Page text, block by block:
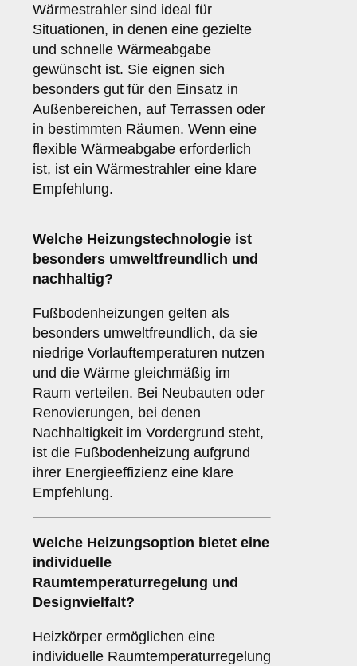
Wärmestrahler sind ideal für
Situationen, in denen eine gezielte
und schnelle Wärmeabgabe
gewünscht ist. Sie eignen sich
besonders gut für den Einsatz in
Außenbereichen, auf Terrassen oder
in bestimmten Räumen. Wenn eine
flexible Wärmeabgabe erforderlich
ist, ist ein Wärmestrahler eine klare
Empfehlung.
Welche Heizungstechnologie ist
besonders umweltfreundlich und
nachhaltig?
Fußbodenheizungen gelten als
besonders umweltfreundlich, da sie
niedrige Vorlauftemperaturen nutzen
und die Wärme gleichmäßig im
Raum verteilen. Bei Neubauten oder
Renovierungen, bei denen
Nachhaltigkeit im Vordergrund steht,
ist die Fußbodenheizung aufgrund
ihrer Energieeffizienz eine klare
Empfehlung.
Welche Heizungsoption bietet eine
individuelle
Raumtemperaturregelung und
Designvielfalt?
Heizkörper ermöglichen eine
individuelle Raumtemperaturregelung